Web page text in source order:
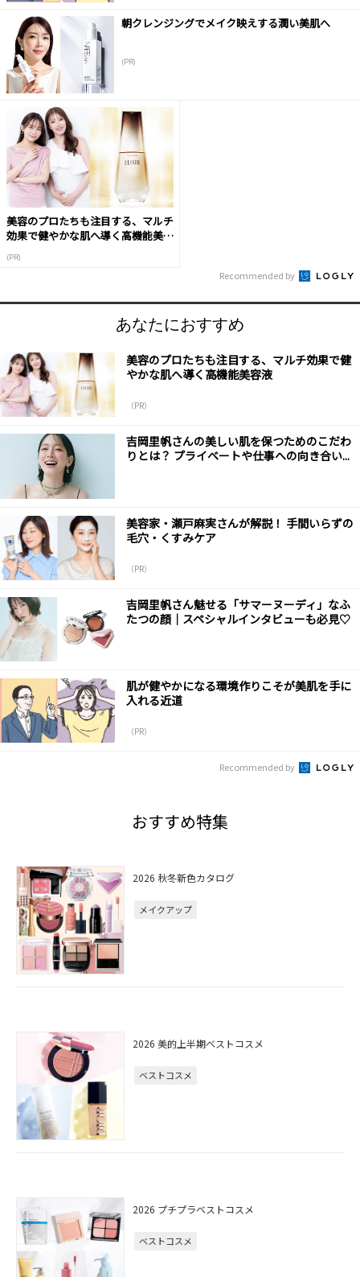
朝クレンジングでメイク映えする潤い美肌へ
(PR)
美容のプロたちも注目する、マルチ
効果で健やかな肌へ導く高機能美容
(PR)
Recommended by
あなたにおすすめ
美容のプロたちも注目する、マルチ効果で健
やかな肌へ導く高機能美容液
（PR）
吉岡里帆さんの美しい肌を保つためのこだわ
りとは？ プライベートや仕事への向き合い...
美容家・瀬戸麻実さんが解説！ 手間いらずの
毛穴・くすみケア
（PR）
吉岡里帆さん魅せる「サマーヌーディ」なふ
たつの顔｜スペシャルインタビューも必見♡
肌が健やかになる環境作りこそが美肌を手に
入れる近道
（PR）
Recommended by
おすすめ特集
2026 秋冬新色カタログ
メイクアップ
2026 美的上半期ベストコスメ
ベストコスメ
2026 プチプラベストコスメ
ベストコスメ